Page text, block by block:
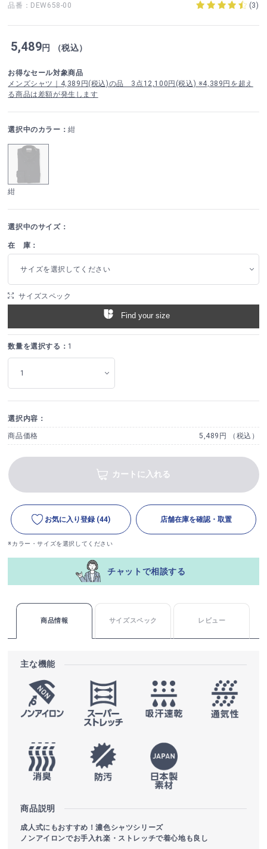
品番：DEW658-00 (3)
5,489円 （税込）
お得なセール対象商品
メンズシャツ｜4,389円(税込)の品 3点12,100円(税込) ※4,389円を超え
る商品は差額が発生します
選択中のカラー：紺
紺
選択中のサイズ：
在 庫：
サイズを選択してください
サイズスペック
Find your size
数量を選択する： 1
選択内容：
商品価格 5,489円 （税込）
カートに入れる
お気に入り登録 (44) 店舗在庫を確認・取置
※カラー・サイズを選択してください
チャットで相談する
商品情報 サイズスペック レビュー
主な機能
商品説明
成人式にもおすすめ！濃色シャツシリーズ
ノンアイロンでお手入れ楽・ストレッチで着心地も良し